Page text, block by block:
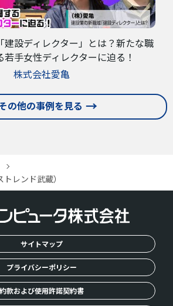
建設ディレクター」とは？新たな職
若手女性ディレクターに迫る！
株式会社愛亀
の他の事例を見る
トレンド武蔵）
サイトマップ
プライバシーポリシー
約款および使用許諾契約書